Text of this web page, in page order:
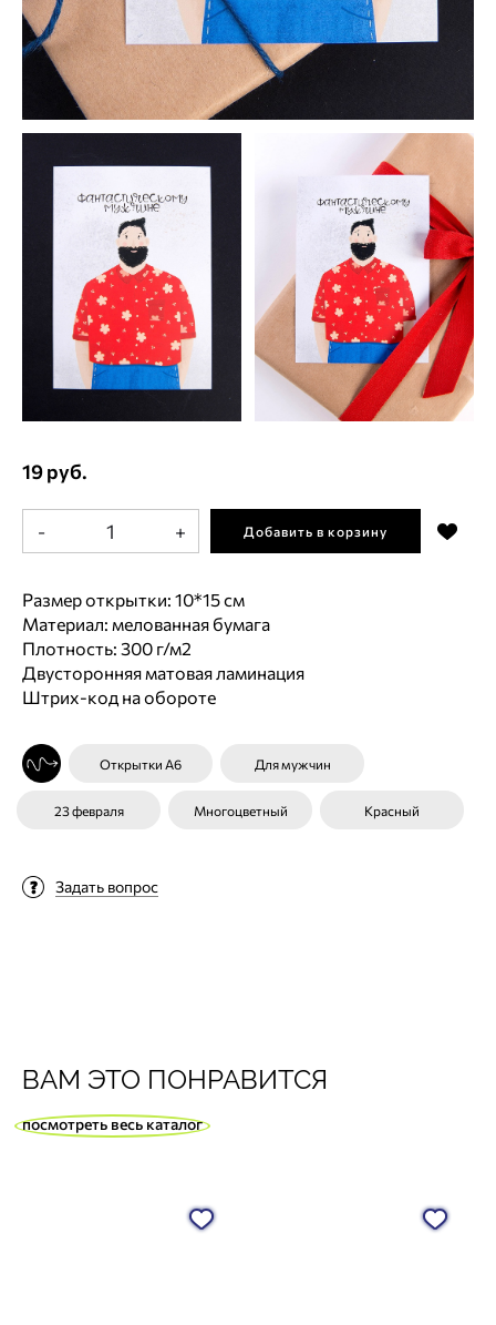
19 руб.
- + Добавить в корзину
Размер открытки: 10*15 см
Материал: мелованная бумага
Плотность: 300 г/м2
Двусторонняя матовая ламинация
Штрих-код на обороте
Открытки А6 Для мужчин
23 февраля Многоцветный Красный
Задать вопрос
ВАМ ЭТО ПОНРАВИТСЯ
посмотреть весь каталог